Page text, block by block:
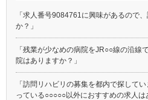
都営新宿線
つくばエクスプレス
多摩モノレール
東京臨海高速鉄道りんかい線
「求人番号9084761に興味があるので
か？」
「残業が少なめの病院をJR○○線の沿線
院はありますか？」
「訪問リハビリの募集を都内で探して
っている○○○○○以外におすすめの求人は